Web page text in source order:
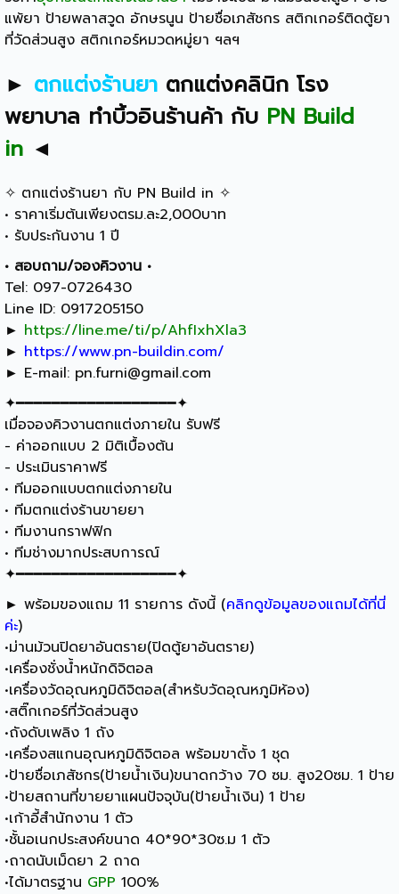
แพ้ยา ป้ายพลาสวูด อักษรนูน ป้ายชื่อเภสัชกร สติกเกอร์ติดตู้ยา
ที่วัดส่วนสูง สติกเกอร์หมวดหมู่ยา ฯลฯ
► ตกแต่งร้านยาตกแต่งคลินิก โรง
พยาบาล ทำบิ้วอินร้านค้ากับ PN Build
in◄
✧ ตกแต่งร้านยา กับ PN Build in ✧
• ราคาเริ่มต้นเพียงตรม.ละ2,000บาท
• รับประกันงาน 1 ปี
• สอบถาม/จองคิวงาน •
Tel: 097-0726430
Line ID: 0917205150
► https://line.me/ti/p/AhfIxhXla3
► https://www.pn-buildin.com/
► E-mail: pn.furni@gmail.com
✦━━━━━━━━━━━━━━━━━━✦
เมื่อจองคิวงานตกแต่งภายใน รับฟรี
- ค่าออกแบบ 2 มิติเบื้องต้น
- ประเมินราคาฟรี
• ทีมออกแบบตกแต่งภายใน
• ทีมตกแต่งร้านขายยา
• ทีมงานกราฟฟิก
• ทีมช่างมากประสบการณ์
✦━━━━━━━━━━━━━━━━━━✦
► พร้อมของแถม 11 รายการ ดังนี้ (คลิกดูข้อมูลของแถมได้ที่นี่
ค่ะ)
•ม่านม้วนปิดยาอันตราย(ปิดตู้ยาอันตราย)
•เครื่องชั่งน้ำหนักดิจิตอล
•เครื่องวัดอุณหภูมิดิจิตอล(สำหรับวัดอุณหภูมิห้อง)
•สติ๊กเกอร์ที่วัดส่วนสูง
•ถังดับเพลิง 1 ถัง
•เครื่องสแกนอุณหภูมิดิจิตอล พร้อมขาตั้ง 1 ชุด
•ป้ายชื่อเภสัชกร(ป้ายน้ำเงิน)ขนาดกว้าง 70 ซม. สูง20ซม. 1 ป้าย
•ป้ายสถานที่ขายยาแผนปัจจุบัน(ป้ายน้ำเงิน) 1 ป้าย
•เก้าอี้สำนักงาน 1 ตัว
•ชั้นอเนกประสงค์ขนาด 40*90*30ซ.ม 1 ตัว
•ถาดนับเม็ดยา 2 ถาด
•ได้มาตรฐาน GPP 100%